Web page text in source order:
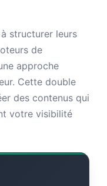
structurer leurs
de
approche
Cette double
des contenus qui
votre visibilité